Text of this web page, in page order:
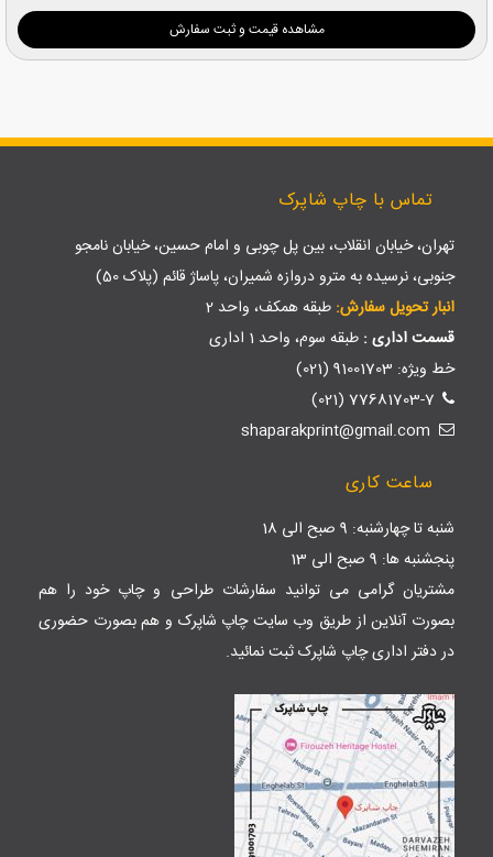
مشاهده قیمت و ثبت سفارش
تماس با چاپ شاپرک
تهران، خیابان انقلاب، بین پل چوبی و امام حسین، خیابان نامجو
جنوبی، نرسیده به مترو دروازه شمیران، پاساژ قائم (پلاک 50)
انبار تحویل سفارش: طبقه همکف، واحد 2
قسمت اداری : طبقه سوم، واحد 1 اداری
خط ویژه: 91001703 (021)
77681703-7 (021)
ساعت کاری
شنبه تا چهارشنبه: 9 صبح الی 18
پنجشنبه ها: 9 صبح الی 13
مشتریان گرامی می توانید سفارشات طراحی و چاپ خود را هم
بصورت آنلاین از طریق وب سایتچاپ شاپرک و هم بصورت حضوری
در دفتر اداری چاپ شاپرک ثبت نمائید.